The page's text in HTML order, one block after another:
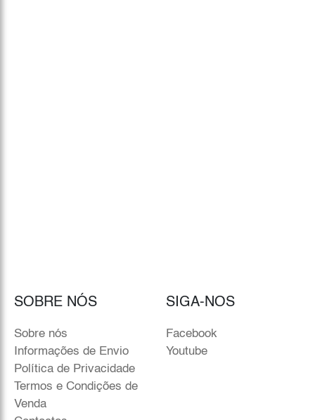
SOBRE NÓS
Sobre nós
Informações de Envio
Política de Privacidade
Termos e Condições de
Venda
SIGA-NOS
Facebook
Youtube